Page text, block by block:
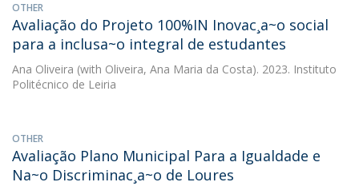
OTHER
Avaliação do Projeto 100%IN Inovac¸a~o social
para a inclusa~o integral de estudantes
Ana Oliveira (with Oliveira, Ana Maria da Costa). 2023. Instituto
Politécnico de Leiria
OTHER
Avaliação Plano Municipal Para a Igualdade e
Na~o Discriminac¸a~o de Loures